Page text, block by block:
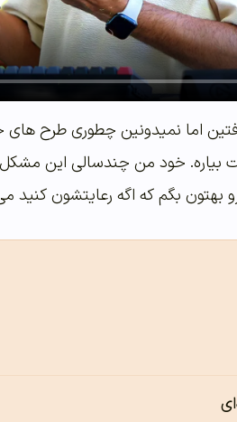
اما نمیدونین چطوری طرح های
خود من چندسالی این مشکل